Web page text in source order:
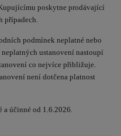
poskytne prodávající
případech.
podmínek neplatné nebo
neplatných ustanovení nastoupí
co nejvíce přibližuje.
není dotčena platnost
účinné od 1.6.2026.